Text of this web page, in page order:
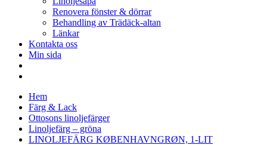
Renovera fönster & dörrar
Behandling av Trädäck-altan
Länkar
Kontakta oss
Min sida
Hem
Färg & Lack
Ottosons linoljefärger
Linoljefärg – gröna
LINOLJEFÄRG KØBENHAVNGRØN, 1-LIT